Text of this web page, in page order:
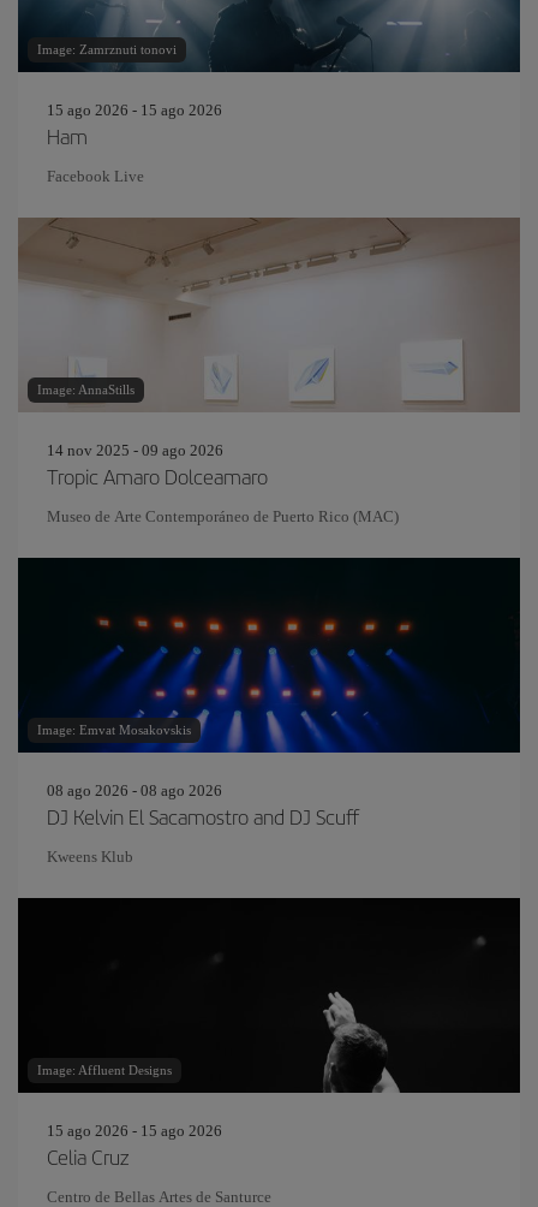
Image: Zamrznuti tonovi
15 ago 2026 - 15 ago 2026
Ham
Facebook Live
Image: AnnaStills
14 nov 2025 - 09 ago 2026
Tropic Amaro Dolceamaro
Museo de Arte Contemporáneo de Puerto Rico (MAC)
Image: Emvat Mosakovskis
08 ago 2026 - 08 ago 2026
DJ Kelvin El Sacamostro and DJ Scuff
Kweens Klub
Image: Affluent Designs
15 ago 2026 - 15 ago 2026
Celia Cruz
Centro de Bellas Artes de Santurce